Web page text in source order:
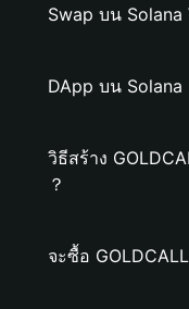
Swap บน Solana
DApp บน Solana
วิธีสร้าง
？
จะซื้อ